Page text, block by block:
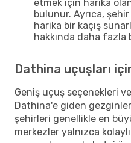
etmek için harika
bulunur. Ayrıca,
harika bir kaçış
hakkında daha
Dathina uçuşları
Geniş uçuş seçenekleri
Dathina'e giden
şehirleri genellikle en
merkezler yalnızca